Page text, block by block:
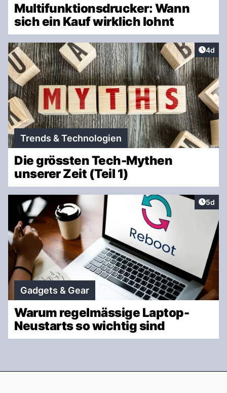
Multifunktionsdrucker: Wann
sich ein Kauf wirklich lohnt
4d
Trends & Technologien
Die grössten Tech-Mythen
unserer Zeit (Teil 1)
5d
Gadgets & Gear
Warum regelmässige Laptop-
Neustarts so wichtig sind